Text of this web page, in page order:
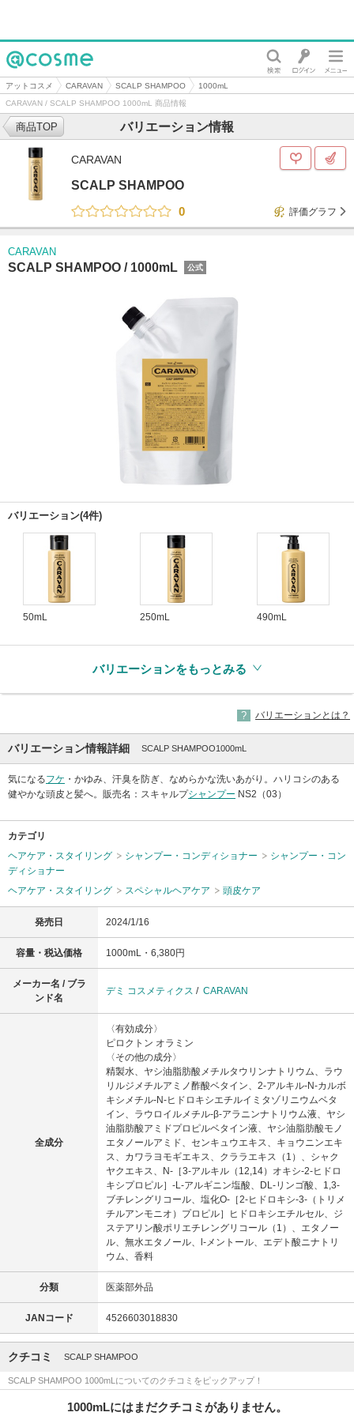
@cosme
アットコスメ CARAVAN SCALP SHAMPOO
1000mL
CARAVAN / SCALP SHAMPOO 1000mL 商品情報
バリエーション情報
商品TOP
CARAVAN
SCALP SHAMPOO
0
評価グラフ
CARAVAN
SCALP SHAMPOO / 1000mL 公式
バリエーション(4件)
50mL 250mL 490mL
バリエーションをもっとみる
バリエーションとは？
バリエーション情報詳細 SCALP SHAMPOO1000mL
気になるフケ ・かゆみ、汗臭を防ぎ、なめらかな洗いあがり。ハリコシのある
健やかな頭皮と髪へ。販売名：スキャルプシャンプー NS2（03）
カテゴリ
ヘアケア・スタイリング
シャンプー・コンディショナー
シャンプー・コン
ディショナー
ヘアケア・スタイリング
スペシャルヘアケア 頭皮ケア
発売日 2024/1/16
容量・税込価格 1000mL・6,380円
メーカー名 / ブラ
ンド名
デミ コスメティクス / CARAVAN
全成分
〈有効成分〉
ピロクトン オラミン
〈その他の成分〉
精製水、ヤシ油脂肪酸メチルタウリンナトリウム、ラウ
リルジメチルアミノ酢酸ベタイン、2-アルキル-N-カルボ
キシメチル-N-ヒドロキシエチルイミタゾリニウムベタ
イン、ラウロイルメチル-β-アラニンナトリウム液、ヤシ
油脂肪酸アミドプロピルベタイン液、ヤシ油脂肪酸モノ
エタノールアミド、センキュウエキス、キョウニンエキ
ス、カワラヨモギエキス、クララエキス（1）、シャク
ヤクエキス、N-［3-アルキル（12,14）オキシ-2-ヒドロ
キシプロピル］-L-アルギニン塩酸、DL-リンゴ酸、1,3-
ブチレングリコール、塩化O-［2-ヒドロキシ-3-（トリメ
チルアンモニオ）プロピル］ヒドロキシエチルセル、ジ
ステアリン酸ポリエチレングリコール（1）、エタノー
ル、無水エタノール、l-メントール、エデト酸ニナトリ
ウム、香料
分類 医薬部外品
JANコード 4526603018830
クチコミ SCALP SHAMPOO
SCALP SHAMPOO 1000mLについてのクチコミをピックアップ！
1000mLにはまだクチコミがありません。